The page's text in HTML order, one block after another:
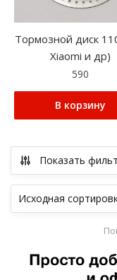
Тормозной диск
Xiaomi и др)
590
В корзину
Показать